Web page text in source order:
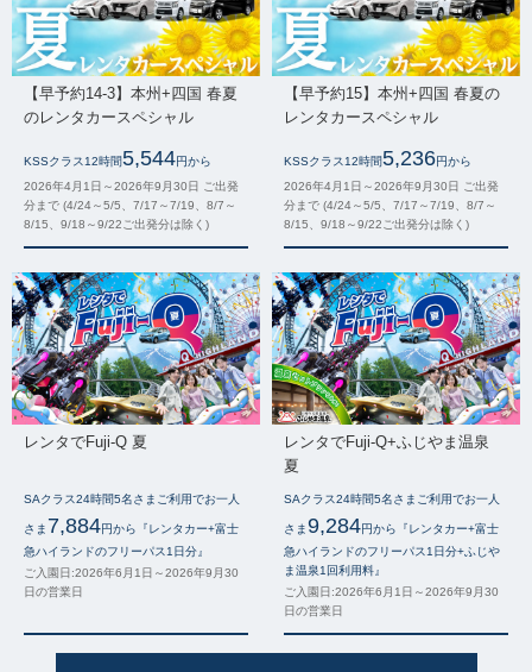
【早予約14-3】本州+四国 春夏
のレンタカースペシャル
KSSクラス12時間5,544円から
2026年4月1日～2026年9月30日 ご出発
分まで (4/24～5/5、7/17～7/19、8/7～
8/15、9/18～9/22ご出発分は除く)
【早予約15】本州+四国 春夏の
レンタカースペシャル
KSSクラス12時間5,236円から
2026年4月1日～2026年9月30日 ご出発
分まで (4/24～5/5、7/17～7/19、8/7～
8/15、9/18～9/22ご出発分は除く)
レンタでFuji-Q 夏
SAクラス24時間5名さまご利用でお一人
さま 7,884円から『レンタカー+富士
急ハイランドのフリーパス1日分』
ご入園日:2026年6月1日～2026年9月30
日の営業日
レンタでFuji-Q+ふじやま温泉
夏
SAクラス24時間5名さまご利用でお一人
さま9,284円から『レンタカー+富士
急ハイランドのフリーパス1日分+ふじや
ま温泉1回利用料』
ご入園日:2026年6月1日～2026年9月30
日の営業日